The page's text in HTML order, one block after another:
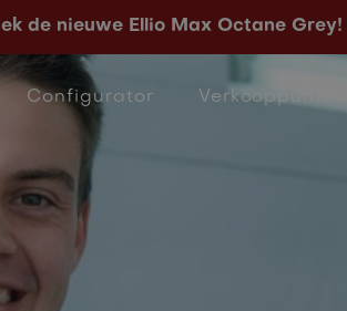
de nieuwe Ellio Max Octane Grey!
Configurator Verkooppunten
ten tijde van